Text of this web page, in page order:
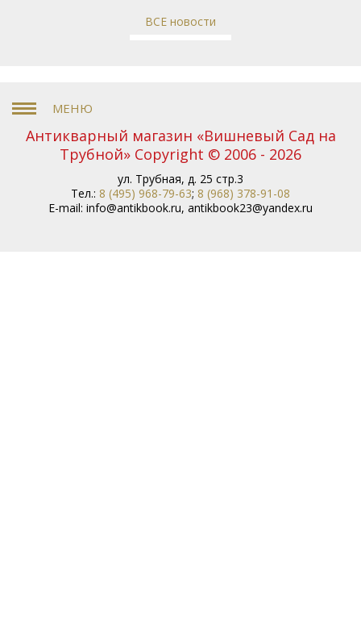
ВСЕ новости
Антикварный магазин «Вишневый Сад на
Трубной» Copyright © 2006 - 2026
ул. Трубная, д. 25 стр.3
Тел.: 8 (495) 968-79-63; 8 (968) 378-91-08
E-mail: info@antikbook.ru, antikbook23@yandex.ru